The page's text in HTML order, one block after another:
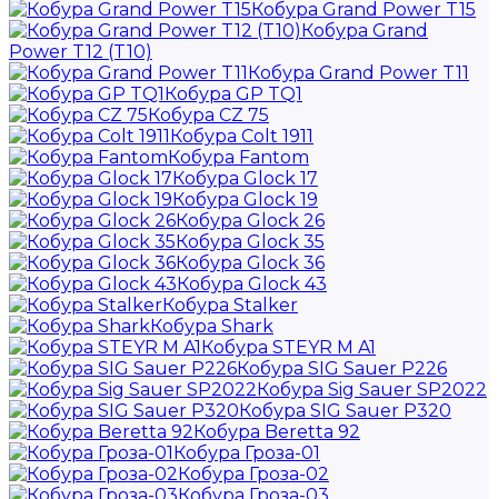
Кобура Grand Power T15
Кобура Grand
Power T12 (T10)
Кобура Grand Power T11
Кобура GP TQ1
Кобура CZ 75
Кобура Colt 1911
Кобура Fantom
Кобура Glock 17
Кобура Glock 19
Кобура Glock 26
Кобура Glock 35
Кобура Glock 36
Кобура Glock 43
Кобура Stalker
Кобура Shark
Кобура STEYR M A1
Кобура SIG Sauer P226
Кобура Sig Sauer SP2022
Кобура SIG Sauer P320
Кобура Beretta 92
Кобура Гроза-01
Кобура Гроза-02